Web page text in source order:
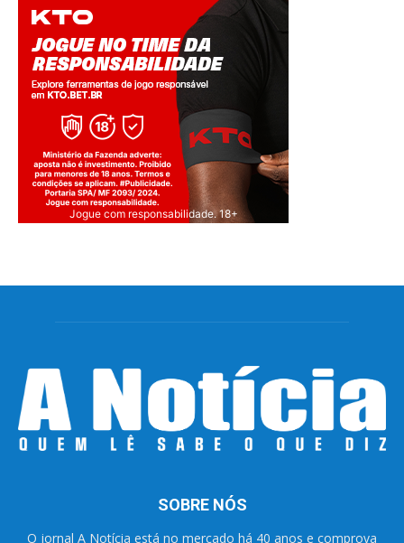
Jogue com responsabilidade. 18+
SOBRE NÓS
O jornal A Notícia está no mercado há 40 anos e comprova